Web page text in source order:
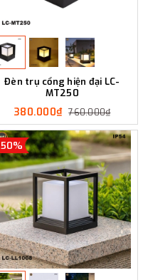
Đèn trụ cổng hiện đại LC-
MT250
380.000₫ 760.000₫
50%